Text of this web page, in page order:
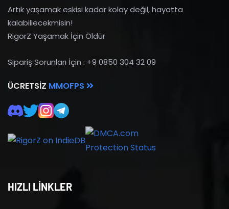
Artık yaşamak eskisi kadar kolay değil, hayatta
kalabiliecekmisin!
RigorZ Yaşamak İçin Öldür
Sipariş Sorunları İçin : +9 0850 304 32 09
ÜCRETSIZ MMOFPS
HIZLI LİNKLER